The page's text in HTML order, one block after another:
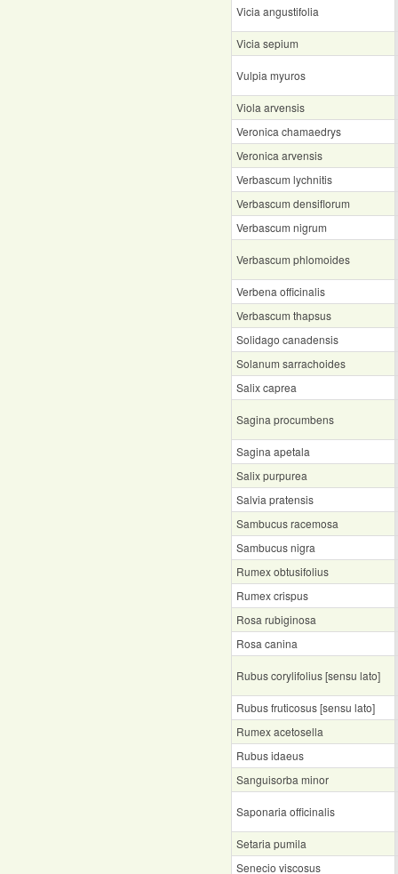
Vicia angustifolia
Vicia sepium
Vulpia myuros
Viola arvensis
Veronica chamaedrys
Veronica arvensis
Verbascum lychnitis
Verbascum densiflorum
Verbascum nigrum
Verbascum phlomoides
Verbena officinalis
Verbascum thapsus
Solidago canadensis
Solanum sarrachoides
Salix caprea
Sagina procumbens
Sagina apetala
Salix purpurea
Salvia pratensis
Sambucus racemosa
Sambucus nigra
Rumex obtusifolius
Rumex crispus
Rosa rubiginosa
Rosa canina
Rubus corylifolius [sensu lato]
Rubus fruticosus [sensu lato]
Rumex acetosella
Rubus idaeus
Sanguisorba minor
Saponaria officinalis
Setaria pumila
Senecio viscosus